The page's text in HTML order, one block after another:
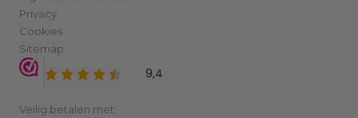
Privacy
Cookies
Sitemap
Veilig betalen met: